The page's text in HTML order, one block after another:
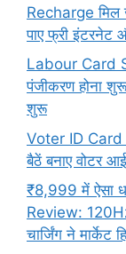
Recharge मिल
पाए फ्री इंटरनेट
Labour Card
पंजीकरण होना
शुरू
Voter ID Card
बैठें बनाए वोटर
₹8,999 में ऐसा
Review:
चार्जिंग ने मार्केट